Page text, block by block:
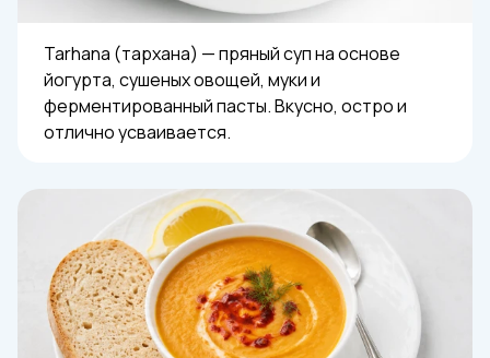
Tarhana (тархана) — пряный суп на основе
йогурта, сушеных овощей, муки и
ферментированный пасты. Вкусно, остро и
отлично усваивается.